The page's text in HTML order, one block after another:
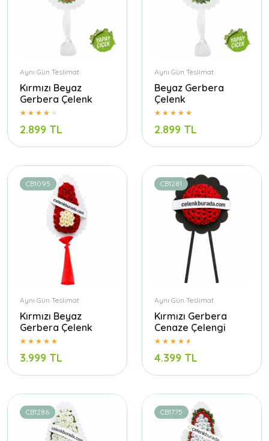
Aynı Gün Teslimat
Kırmızı Beyaz
Gerbera Çelenk
2.899 TL
Aynı Gün Teslimat
Beyaz Gerbera
Çelenk
2.899 TL
CB1095
Aynı Gün Teslimat
Kırmızı Beyaz
Gerbera Çelenk
3.999 TL
CB1281
Aynı Gün Teslimat
Kırmızı Gerbera
Cenaze Çelengi
4.399 TL
CB1286 CB1775